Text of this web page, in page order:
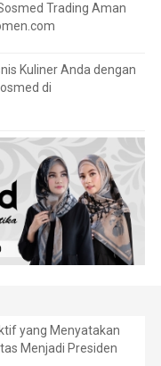
Trading Aman
Kuliner Anda dengan
di
yang Menyatakan
Menjadi Presiden